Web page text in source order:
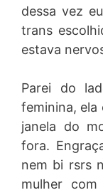
dessa vez
trans
estava
Parei do
feminina, ela
janela do
fora.
nem bi rsrs
mulher